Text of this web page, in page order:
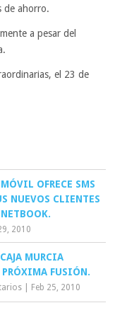
de ahorro.
a pesar del
el 23 de
OFRECE SMS
NUEVOS CLIENTES
NETBOOK.
2010
MURCIA
FUSIÓN.
Feb 25, 2010